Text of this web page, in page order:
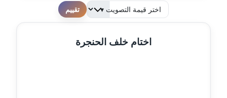
مدونة أحمد عبد الفتاح
عاملة
مدونة احمد كريدي
لطفا قم بالتقييم
اختام خلف الحنجرة